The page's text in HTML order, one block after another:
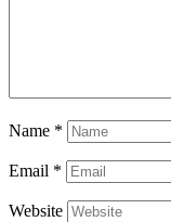
Name *
Email *
Website